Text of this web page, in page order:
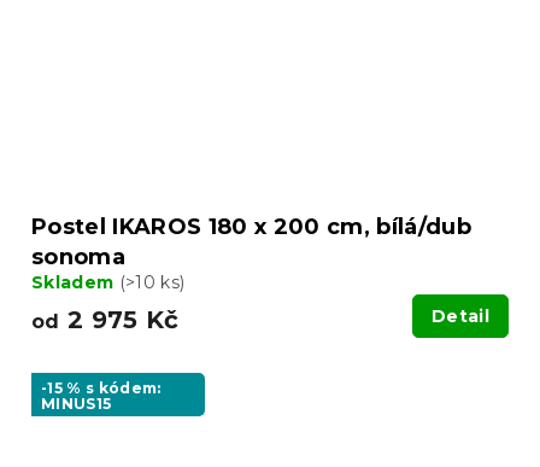
Postel IKAROS 180 x 200 cm, bílá/dub
sonoma
Skladem (>10 ks)
od 2 975 Kč Detail
-15 % s kódem:
MINUS15